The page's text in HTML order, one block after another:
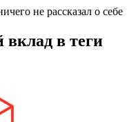
не рассказал о себе
в теги